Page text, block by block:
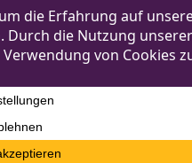
nach
BEITRAG
bei Verkehrsunfall